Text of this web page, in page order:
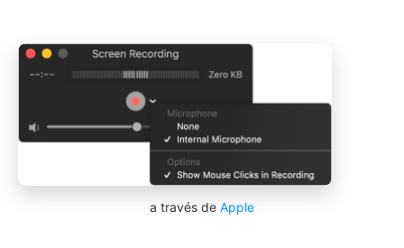
a través de Apple